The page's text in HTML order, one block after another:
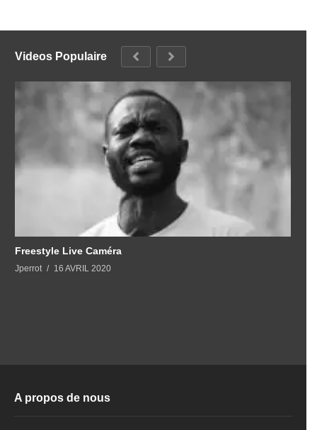
Videos Populaire
Freestyle Live Caméra
Jperrot 16 AVRIL 2020
A propos de nous